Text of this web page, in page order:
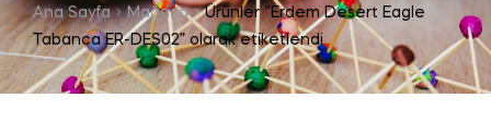
Ana Sayfa Mağaza
Ürünler “Erdem Desert Eagle
Tabanca ER-DES02” olarak etiketlendi